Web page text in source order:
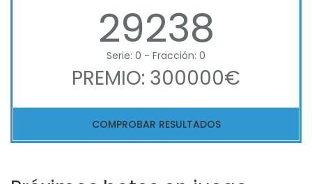
29238
Serie: 0 - Fracción: 0
PREMIO: 300000€
COMPROBAR RESULTADOS